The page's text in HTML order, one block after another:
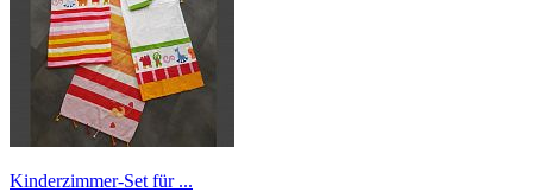
Kinderzimmer-Set für ...